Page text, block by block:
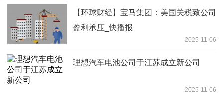
【环球财经】宝马集团：美国关税致公司
盈利承压_快播报
2025-11-06
理想汽车电池公司于江苏成立新公司
2025-11-06